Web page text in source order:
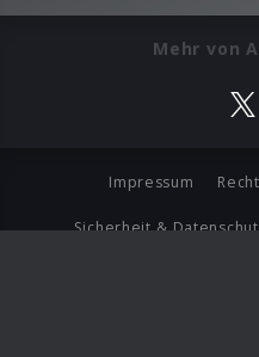
Mehr von
Impressum
Sicherheit &